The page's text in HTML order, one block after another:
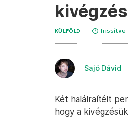
KÜLFÖLD frissítve
Sajó Dávid
Két halálraítélt
hogy a